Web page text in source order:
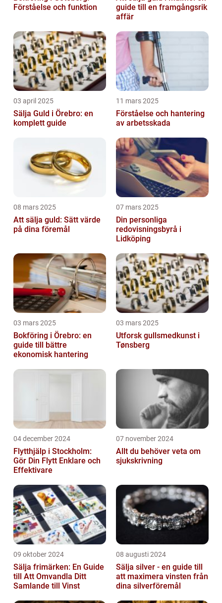
Förståelse och funktion
guide till en framgångsrik
affär
03 april 2025
Sälja Guld i Örebro: en
komplett guide
11 mars 2025
Förståelse och hantering
av arbetsskada
08 mars 2025
Att sälja guld: Sätt värde
på dina föremål
07 mars 2025
Din personliga
redovisningsbyrå i
Lidköping
03 mars 2025
Bokföring i Örebro: en
guide till bättre
ekonomisk hantering
03 mars 2025
Utforsk gullsmedkunst i
Tønsberg
04 december 2024
Flytthjälp i Stockholm:
Gör Din Flytt Enklare och
Effektivare
07 november 2024
Allt du behöver veta om
sjukskrivning
09 oktober 2024
Sälja frimärken: En Guide
till Att Omvandla Ditt
Samlande till Vinst
08 augusti 2024
Sälja silver - en guide till
att maximera vinsten från
dina silverföremål